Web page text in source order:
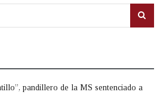
pandillero de la MS sentenciado a